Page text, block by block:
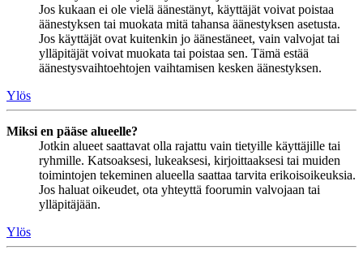
Jos kukaan ei ole vielä äänestänyt, käyttäjät voivat poistaa
äänestyksen tai muokata mitä tahansa äänestyksen asetusta.
Jos käyttäjät ovat kuitenkin jo äänestäneet, vain valvojat tai
ylläpitäjät voivat muokata tai poistaa sen. Tämä estää
äänestysvaihtoehtojen vaihtamisen kesken äänestyksen.
Ylös
Miksi en pääse alueelle?
Jotkin alueet saattavat olla rajattu vain tietyille käyttäjille tai
ryhmille. Katsoaksesi, lukeaksesi, kirjoittaaksesi tai muiden
toimintojen tekeminen alueella saattaa tarvita erikoisoikeuksia.
Jos haluat oikeudet, ota yhteyttä foorumin valvojaan tai
ylläpitäjään.
Ylös